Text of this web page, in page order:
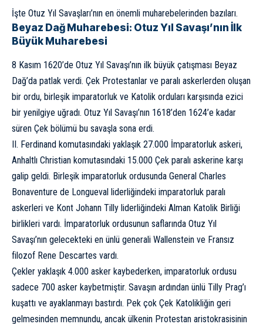
İşte Otuz Yıl Savaşları’nın en önemli muharebelerinden bazıları.
Beyaz Dağ Muharebesi: Otuz Yıl Savaşı’nın İlk
Büyük Muharebesi
8 Kasım 1620’de Otuz Yıl Savaşı’nın ilk büyük çatışması Beyaz
Dağ’da patlak verdi. Çek Protestanlar ve paralı askerlerden oluşan
bir ordu, birleşik imparatorluk ve Katolik orduları karşısında ezici
bir yenilgiye uğradı. Otuz Yıl Savaşı’nın 1618’den 1624’e kadar
süren Çek bölümü bu savaşla sona erdi.
II. Ferdinand komutasındaki yaklaşık 27.000 İmparatorluk askeri,
Anhaltlı Christian komutasındaki 15.000 Çek paralı askerine karşı
galip geldi. Birleşik imparatorluk ordusunda General Charles
Bonaventure de Longueval liderliğindeki imparatorluk paralı
askerleri ve Kont Johann Tilly liderliğindeki Alman Katolik Birliği
birlikleri vardı. İmparatorluk ordusunun saflarında Otuz Yıl
Savaşı’nın gelecekteki en ünlü generali Wallenstein ve Fransız
filozof Rene Descartes vardı.
Çekler yaklaşık 4.000 asker kaybederken, imparatorluk ordusu
sadece 700 asker kaybetmiştir. Savaşın ardından ünlü Tilly Prag’ı
kuşattı ve ayaklanmayı bastırdı. Pek çok Çek Katolikliğin geri
gelmesinden memnundu, ancak ülkenin Protestan aristokrasisinin